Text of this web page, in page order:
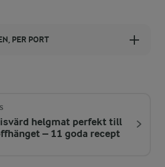
PER PORT
%
PER PORT
helgmat perfekt till
– 11 goda recept